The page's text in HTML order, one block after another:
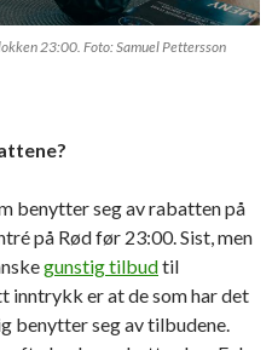
23:00. Foto: Samuel Pettersson
benytter seg av rabatten på
på Rød før 23:00. Sist, men
gunstig tilbudtil
inntrykk er at de som har det
benytter seg av tilbudene.